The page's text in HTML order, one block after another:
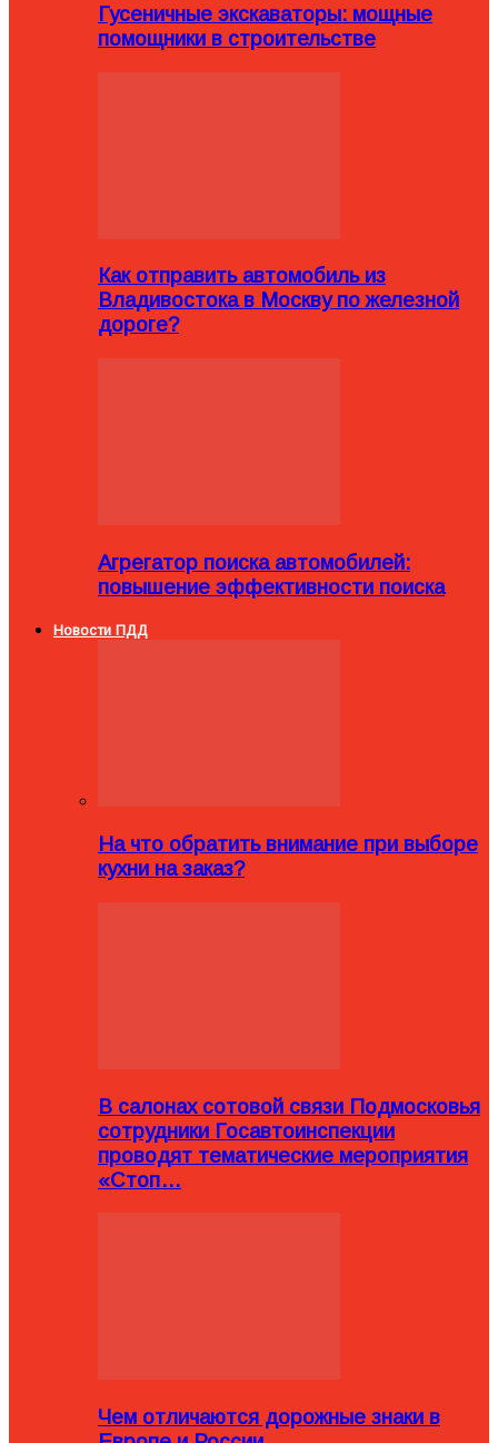
Гусеничные экскаваторы: мощные
помощники в строительстве
Как отправить автомобиль из
Владивостока в Москву по железной
дороге?
Агрегатор поиска автомобилей:
повышение эффективности поиска
Новости ПДД
На что обратить внимание при выборе
кухни на заказ?
В салонах сотовой связи Подмосковья
сотрудники Госавтоинспекции
проводят тематические мероприятия
«Стоп…
Чем отличаются дорожные знаки в